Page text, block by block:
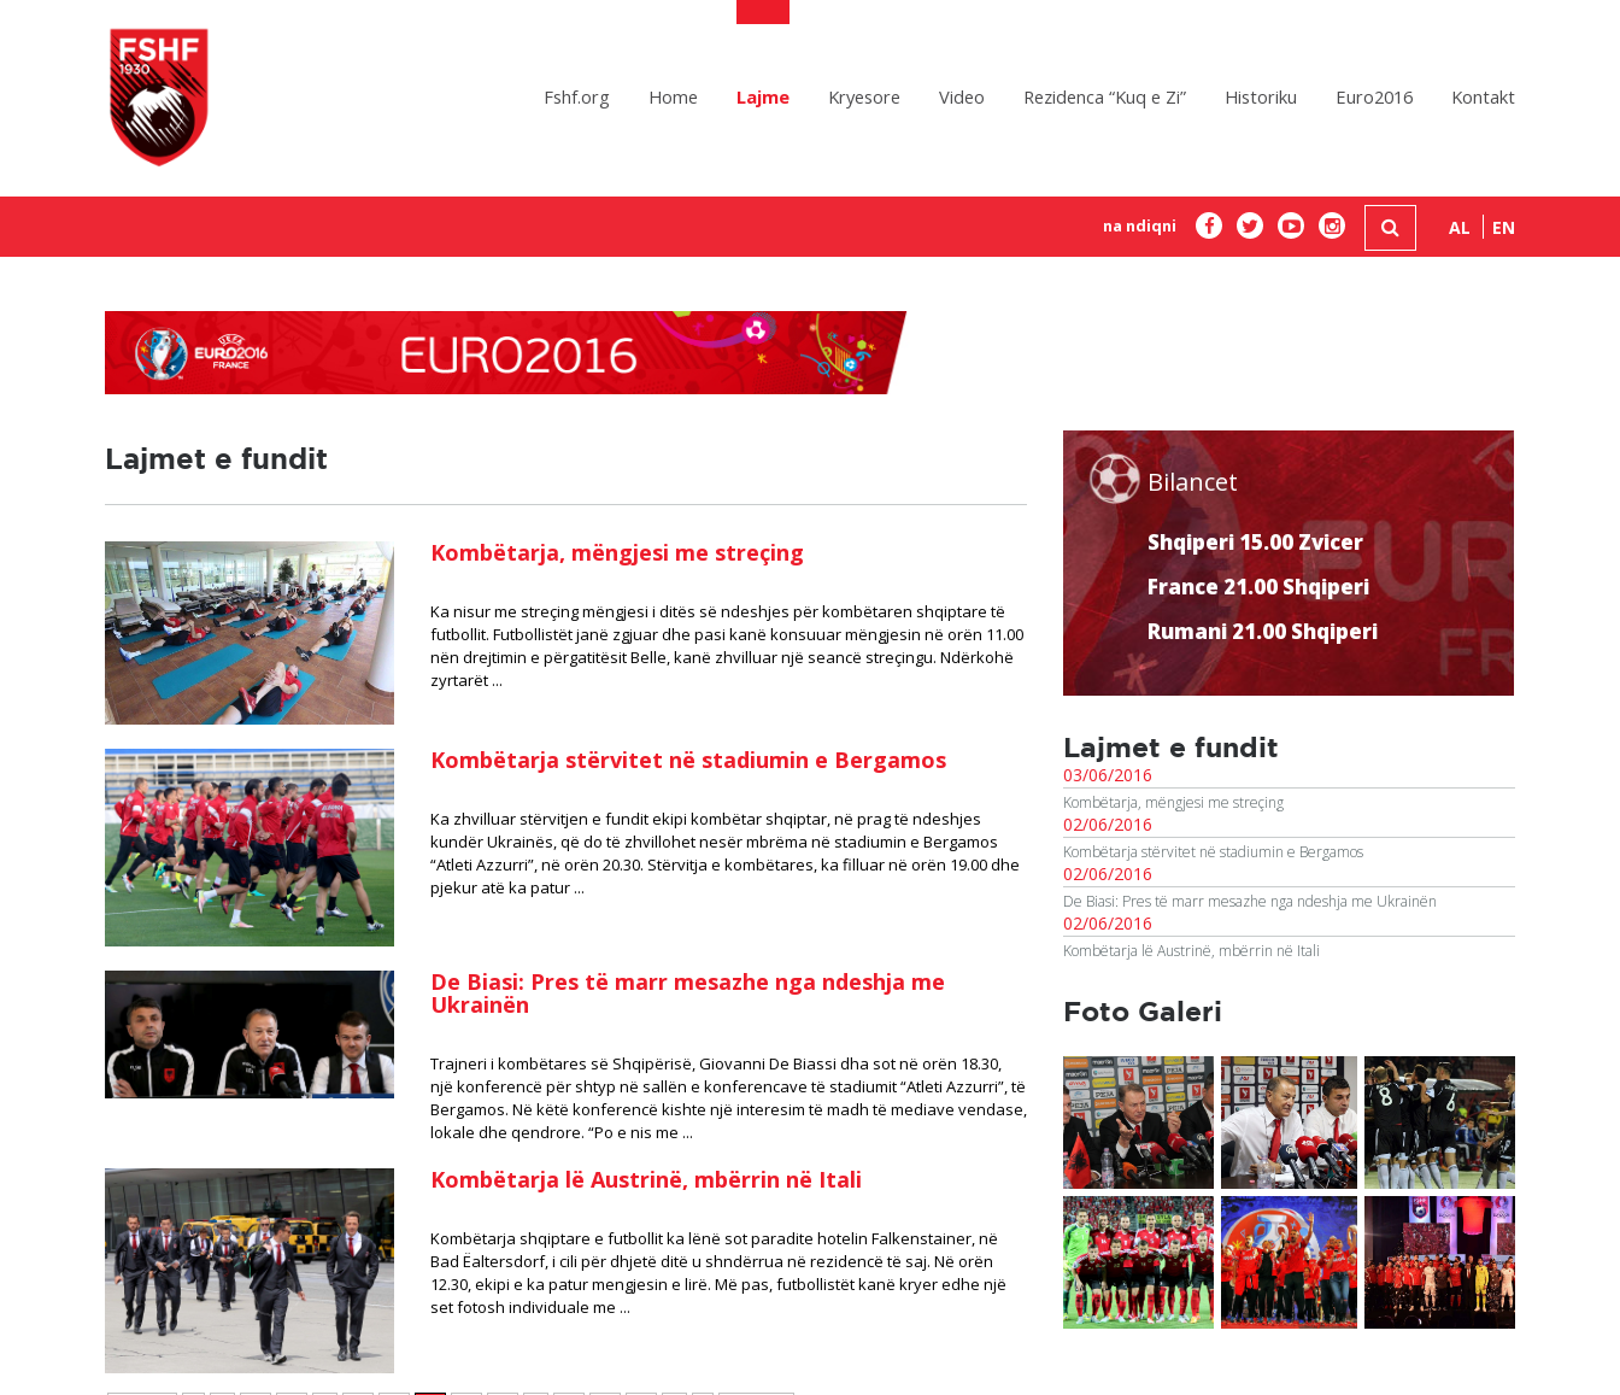
Fshf.org Home Lajme Kryesore Video Rezidenca “Kuq e Zi” Historiku Euro2016 Kontakt
na ndiqni AL EN
Lajmet e fundit
Kombëtarja, mëngjesi me streçing
Ka nisur me streçing mëngjesi i ditës së ndeshjes për kombëtaren shqiptare të
futbollit. Futbollistët janë zgjuar dhe pasi kanë konsuuar mëngjesin në orën 11.00
nën drejtimin e përgatitësit Belle, kanë zhvilluar një seancë streçingu. Ndërkohë
zyrtarët ...
Kombëtarja stërvitet në stadiumin e Bergamos
Ka zhvilluar stërvitjen e fundit ekipi kombëtar shqiptar, në prag të ndeshjes
kundër Ukrainës, që do të zhvillohet nesër mbrëma në stadiumin e Bergamos
“Atleti Azzurri”, në orën 20.30. Stërvitja e kombëtares, ka filluar në orën 19.00 dhe
pjekur atë ka patur ...
De Biasi: Pres të marr mesazhe nga ndeshja me
Ukrainën
Trajneri i kombëtares së Shqipërisë, Giovanni De Biassi dha sot në orën 18.30,
një konferencë për shtyp në sallën e konferencave të stadiumit “Atleti Azzurri”, të
Bergamos. Në këtë konferencë kishte një interesim të madh të mediave vendase,
lokale dhe qendrore. “Po e nis me ...
Kombëtarja lë Austrinë, mbërrin në Itali
Kombëtarja shqiptare e futbollit ka lënë sot paradite hotelin Falkenstainer, në
Bad Ëaltersdorf, i cili për dhjetë ditë u shndërrua në rezidencë të saj. Në orën
12.30, ekipi e ka patur mengjesin e lirë. Më pas, futbollistët kanë kryer edhe një
set fotosh individuale me ...
Bilancet
Shqiperi 15.00 Zvicer
France 21.00 Shqiperi
Rumani 21.00 Shqiperi
Lajmet e fundit
03/06/2016
Kombëtarja, mëngjesi me streçing
02/06/2016
Kombëtarja stërvitet në stadiumin e Bergamos
02/06/2016
De Biasi: Pres të marr mesazhe nga ndeshja me Ukrainën
02/06/2016
Kombëtarja lë Austrinë, mbërrin në Itali
Foto Galeri